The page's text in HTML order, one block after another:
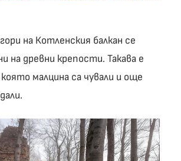
на Котленския балкан се
на древни крепости. Такава е
която малцина са чували и още